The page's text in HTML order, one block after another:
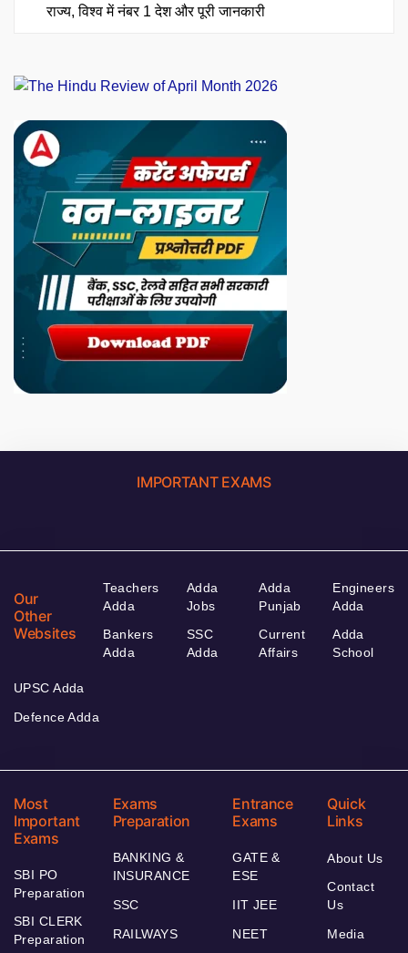
राज्य, विश्व में नंबर 1 देश और पूरी जानकारी
IMPORTANT EXAMS
Our
Other
Websites
Teachers
Adda
Bankers
Adda
Adda
Jobs
SSC
Adda
Adda
Punjab
Current
Affairs
Engineers
Adda
Adda
School
UPSC Adda
Defence Adda
Most
Important
Exams
SBI PO
Preparation
SBI CLERK
Preparation
Exams
Preparation
BANKING &
INSURANCE
SSC
RAILWAYS
Entrance
Exams
GATE &
ESE
IIT JEE
NEET
Quick
Links
About Us
Contact
Us
Media